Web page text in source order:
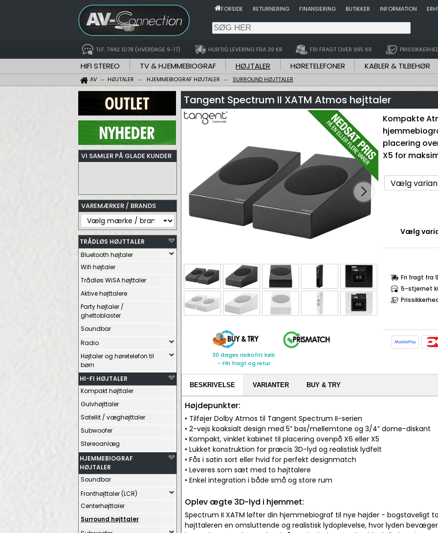
FORSIDE RETURNERING FINANSIERING BUTIKKER INFORMATION
TLF. 7442 1078 (HVERDAGE 9-17) HURTIG LEVERING FRA 39 KR FRI FRAGT OVER 995 KR
HIFI STEREO TV & HJEMMEBIOGRAF HØJTALER HØRETELEFONER KABLER & TILBEHØR
AV HØJTALER HJEMMEBIOGRAF HØJTALER SURROUND HØJTTALER
VI SAMLER PÅ GLADE KUNDER
VAREMÆRKER / BRANDS
TRÅDLØS HØJTTALER
Bluetooth højtaler
Wifi højtaler
Trådløs WiSA højttaler
Aktive højttalere
Party højtaler /
ghettoblaster
Soundbar
Radio
Højtaler og høretelefon til
børn
HI-FI HØJTALER
Kompakt højttaler
Gulvhøjttaler
Satellit / væghøjttaler
Subwoofer
Stereoanlæg
HJEMMEBIOGRAF
HØJTALER
Soundbar
Fronthøjttaler (LCR)
Centerhøjttaler
Surround højttaler
Tangent Spectrum II XATM Atmos højttaler
30 dages risikofrit køb
- FRI fragt og retur
Kompakte
placering
X5 for
Vælg
Fri fragt fra
5-stjernet
BESKRIVELSE VARIANTER BUY & TRY
Højdepunkter:
• Tilføjer Dolby Atmos til Tangent Spectrum II-serien
• 2-vejs koaksialt design med 5” bas/mellemtone og 3/4” dome-diskant
• Kompakt, vinklet kabinet til placering ovenpå X6 eller X5
• Lukket konstruktion for præcis 3D-lyd og realistisk lydfelt
• Fås i satin sort eller hvid for perfekt designmatch
• Leveres som sæt med to højttalere
• Enkel integration i både små og store rum
Oplev ægte 3D-lyd i hjemmet:
Spectrum II XATM løfter din hjemmebiograf til nye højder - bogstaveligt
højttaleren en omsluttende og realistisk lydoplevelse, hvor lyden